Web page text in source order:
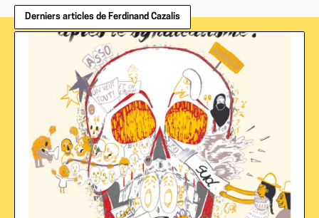
Derniers articles de Ferdinand Cazalis